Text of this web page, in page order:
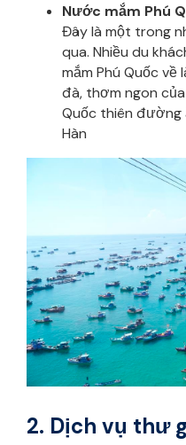
Nước mắm Phú
Đây là một trong
qua. Nhiều du
mắm Phú Quốc
đà, thơm ngon
Quốc thiên
Hàn
2. Dịch vụ thư